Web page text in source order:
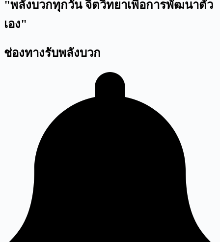
"พลังบวกทุกวัน จิตวิทยาเพื่อการพัฒนาตัว
เอง"
ช่องทางรับพลังบวก